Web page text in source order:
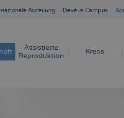
Abteilung Dexeus Campus
Assistierte
Reproduktion
Krebs